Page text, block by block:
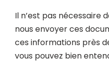
Il n’est pas nécessaire
nous envoyer ces
ces informations près
vous pouvez bien